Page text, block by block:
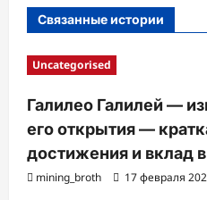
и
с
Связанные истории
Uncategorised
Галилео Галилей —
его открытия —
достижения и вклад
mining_broth 17 февраля